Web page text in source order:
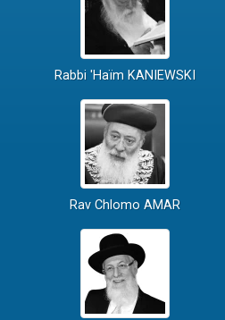
Rabbi 'Haïm KANIEWSKI
Rav Chlomo AMAR